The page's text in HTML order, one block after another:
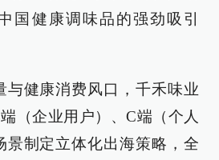
国健康调味品的强劲吸引
与健康消费风口，千禾味业
（企业用户）、C端（个人
景制定立体化出海策略，全